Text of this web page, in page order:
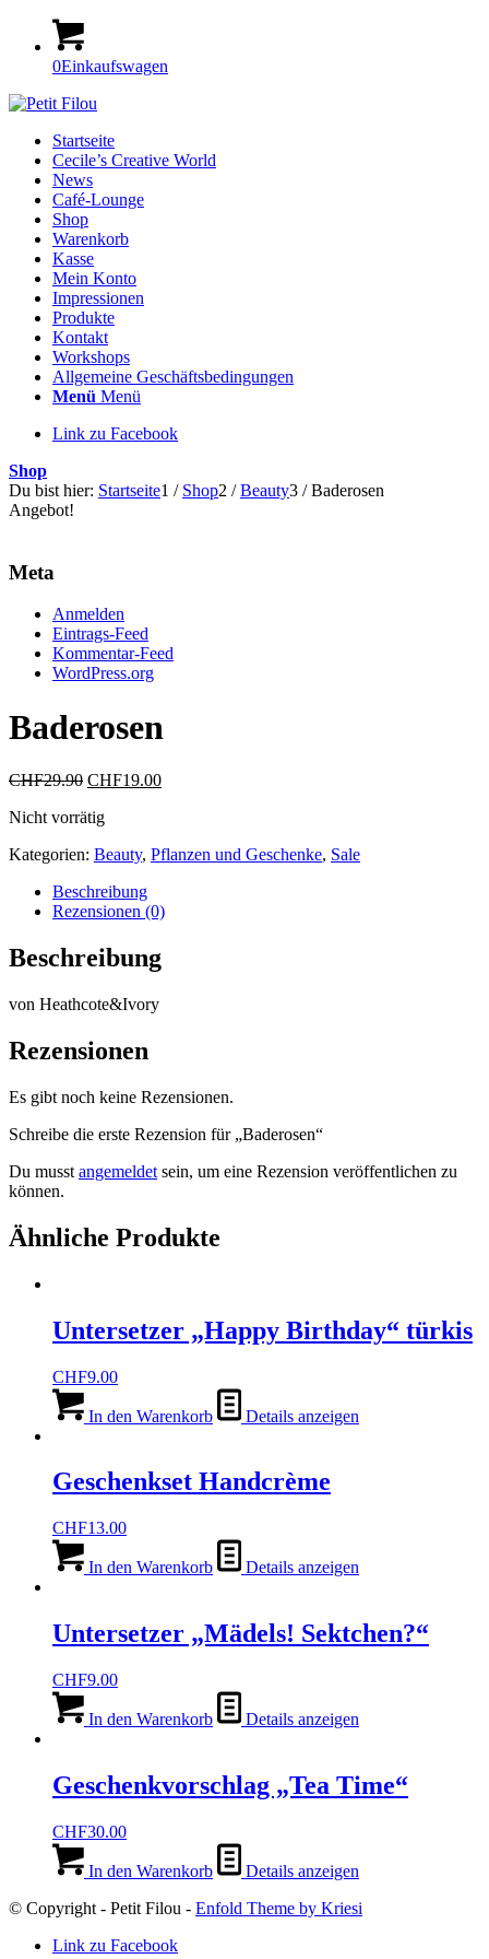
0Einkaufswagen
Startseite
Cecile’s Creative World
News
Café-Lounge
Shop
Warenkorb
Kasse
Mein Konto
Impressionen
Produkte
Kontakt
Workshops
Allgemeine Geschäftsbedingungen
Menü Menü
Link zu Facebook
Shop
Du bist hier: Startseite1 / Shop2 / Beauty3 / Baderosen
Angebot!
Meta
Anmelden
Eintrags-Feed
Kommentar-Feed
WordPress.org
Baderosen
CHF29.90 Ursprünglicher
war:
CHF19.00Aktueller
Nicht vorrätig
Kategorien: Beauty, Pflanzen und Geschenke, Sale
Beschreibung
Rezensionen (0)
Beschreibung
von Heathcote&Ivory
Rezensionen
Es gibt noch keine Rezensionen.
Schreibe die erste Rezension für „Baderosen“
Du musst angemeldet sein, um eine Rezension veröffentlichen zu
können.
Ähnliche Produkte
Untersetzer „Happy Birthday“ türkis
CHF9.00
In den Warenkorb Details anzeigen
Geschenkset Handcrème
CHF13.00
In den Warenkorb Details anzeigen
Untersetzer „Mädels! Sektchen?“
CHF9.00
In den Warenkorb Details anzeigen
Geschenkvorschlag „Tea Time“
CHF30.00
In den Warenkorb
Details anzeigen
© Copyright - Petit Filou - Enfold Theme by Kriesi
Link zu Facebook